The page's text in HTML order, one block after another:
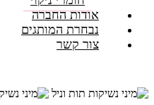
אודות החברה
נבחרת המותגים
צור קשר